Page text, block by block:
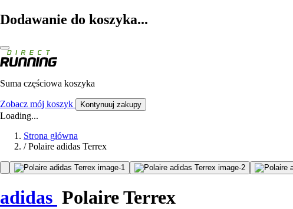
Dodawanie do koszyka...
Suma częściowa koszyka
Zobacz mój koszyk Kontynuuj zakupy
Loading...
Strona główna
/ Polaire adidas Terrex
adidas Polaire Terrex